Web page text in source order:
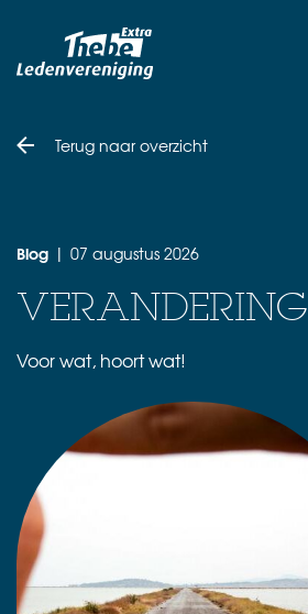
Terug naar overzicht
Blog | 07 augustus 2026
VERANDERING
Voor wat, hoort wat!